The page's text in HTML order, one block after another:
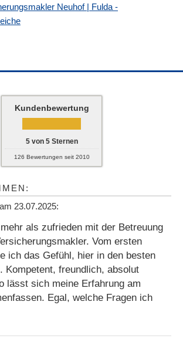
Kundenbewertung
5von 5Sternen
126 Bewertungen seit 2010
am 23.07.2025:
als zufrieden mit der Betreuung
Vom ersten
ich das Gefühl, hier in den besten
Kompetent, freundlich, absolut
lässt sich meine Erfahrung am
Egal, welche Fragen ich